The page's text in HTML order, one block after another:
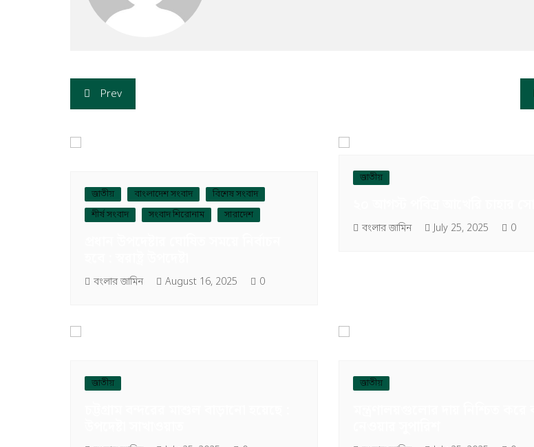
Prev
জাতীয় বাংলাদেশ সংবাদ
বিশেষ সংবাদ
শীর্ষ সংবাদ
সংবাদ শিরোনাম সারাদেশ
বংলার জামিন August 16, 2025 0
জাতীয়
বংলার জামিন July 25, 2025 0
জাতীয় জাতীয়